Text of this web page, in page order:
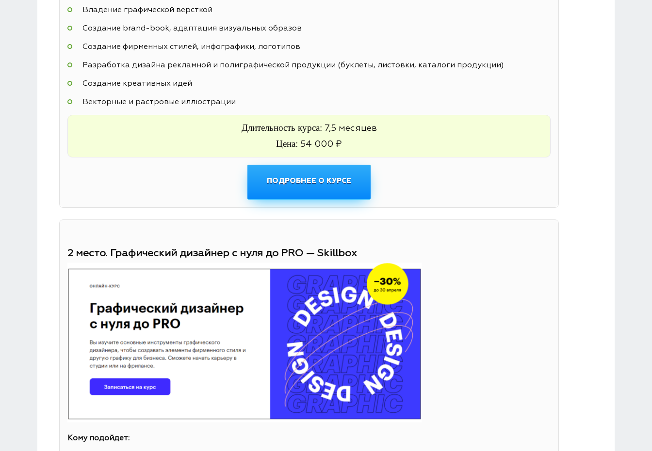
Владение графической версткой
Создание brand-book, адаптация визуальных образов
Создание фирменных стилей, инфографики, логотипов
Разработка дизайна рекламной и полиграфической продукции (буклеты, листовки, каталоги продукции)
Создание креативных идей
Векторные и растровые иллюстрации
Длительность курса: 7,5 месяцев
Цена: 54 000 ₽
ПОДРОБНЕЕ О КУРСЕ
2 место. Графический дизайнер с нуля до PRO — Skillbox
Кому подойдет: